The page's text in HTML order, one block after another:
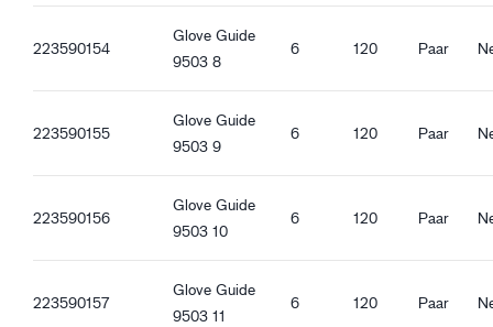
Ergonomische Eigenschaften
Eng anliegende Passform
Atmungsaktiv
Wasserdichte Handfläche
Öldichte Handfläche
Touchscreen-tauglich
Guter Trockengriff
Guter Ölgriff
223590154
Glove Guide
9503 8
6 120 Paar
223590155
Glove Guide
9503 9
6 120 Paar
223590156
Glove Guide
9503 10
6 120 Paar
223590157
Glove Guide
9503 11
6 120 Paar